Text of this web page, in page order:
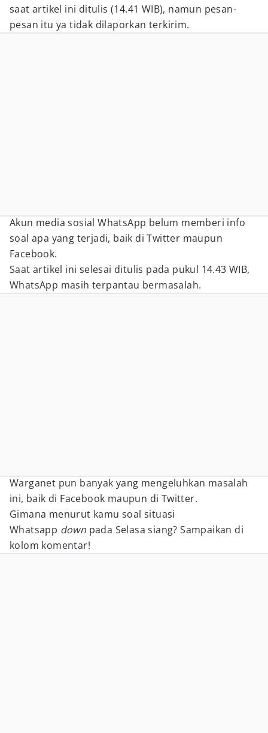
saat artikel ini ditulis (14.41 WIB), namun pesan-
pesan itu ya tidak dilaporkan terkirim.
Akun media sosial WhatsApp belum memberi info
soal apa yang terjadi, baik di Twitter maupun
Facebook.
Saat artikel ini selesai ditulis pada pukul 14.43 WIB,
WhatsApp masih terpantau bermasalah.
Warganet pun banyak yang mengeluhkan masalah
ini, baik di Facebook maupun di Twitter.
Gimana menurut kamu soal situasi
Whatsapp down pada Selasa siang? Sampaikan di
kolom komentar!